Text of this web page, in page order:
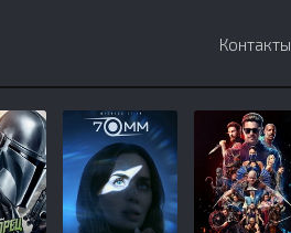
Контакты